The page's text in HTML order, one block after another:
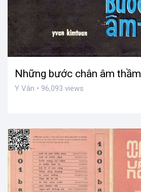
Những bước chân âm thầm
Y Vân • 96,093 views